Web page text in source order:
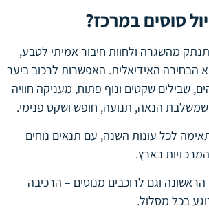
סוסים במרכז?
מהשגרה ולחוות חיבור אמיתי לטבע,
הבחירה האידיאלית. האפשרות לרכוב ביער
שבילים שקטים ונוף פתוח, מעניקה חוויה
שמשלבת הנאה, תנועה, חופש ושקט פנימי.
לכל עונות השנה, עם תנאים נוחים
בארץ.
וגם לרוכבים מנוסים – הרכיבה
בכל מסלול.